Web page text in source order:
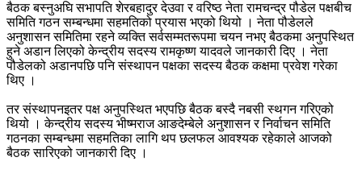
बैठक बस्नुअघि सभापति शेरबहादुर देउवा र वरिष्ठ नेता रामचन्द्र पौडेल पक्षबीच
समिति गठन सम्बन्धमा सहमतिको प्रयास भएको थियो । नेता पौडेलले
अनुशासन समितिमा रहने व्यक्ति सर्वसम्मतरूपमा चयन नभए बैठकमा अनुपस्थित
हुने अडान लिएको केन्द्रीय सदस्य रामकृष्ण यादवले जानकारी दिए । नेता
पौडेलको अडानपछि पनि संस्थापन पक्षका सदस्य बैठक कक्षमा प्रवेश गरेका
थिए ।
तर संस्थापनइतर पक्ष अनुपस्थित भएपछि बैठक बस्दै नबसी स्थगन गरिएको
थियो । केन्द्रीय सदस्य भीष्मराज आङदेम्बेले अनुशासन र निर्वाचन समिति
गठनका सम्बन्धमा सहमतिका लागि थप छलफल आवश्यक रहेकाले आजको
बैठक सारिएको जानकारी दिए ।